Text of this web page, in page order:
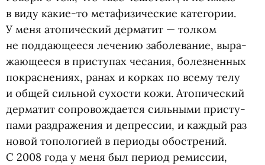
в виду какие-то мета­фи­зи­че­ские кате­го­рии.
У меня ато­пи­че­ский дер­ма­тит — тол­ком
не под­да­ю­ще­еся лече­нию забо­ле­ва­ние, выра­
жа­ю­ще­еся в при­сту­пах чеса­ния, болез­нен­ных
покрас­не­ниях, ранах и корках по всему телу
и общей силь­ной сухо­сти кожи. Ато­пи­че­ский
дер­ма­тит сопро­вож­да­ется силь­ными при­сту­
пами раздраже­ния и депрес­сии, и каж­дый раз
новой топо­ло­гией в пери­оды обостре­ний.
С 2008 года у меня был период ремиссии,